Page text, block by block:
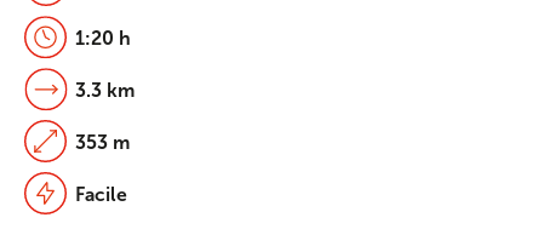
1:20 h
3.3 km
353 m
Facile